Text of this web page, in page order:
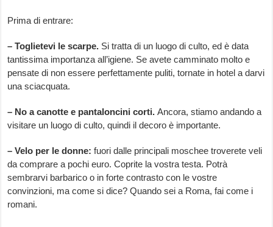
Prima di entrare:
– Toglietevi le scarpe. Si tratta di un luogo di culto, ed è data
tantissima importanza all’igiene. Se avete camminato molto e
pensate di non essere perfettamente puliti, tornate in hotel a darvi
una sciacquata.
– No a canotte e pantaloncini corti.Ancora, stiamo andando a
visitare un luogo di culto, quindi il decoro è importante.
– Velo per le donne:fuori dalle principali moschee troverete veli
da comprare a pochi euro. Coprite la vostra testa. Potrà
sembrarvi barbarico o in forte contrasto con le vostre
convinzioni, ma come si dice? Quando sei a Roma, fai come i
romani.